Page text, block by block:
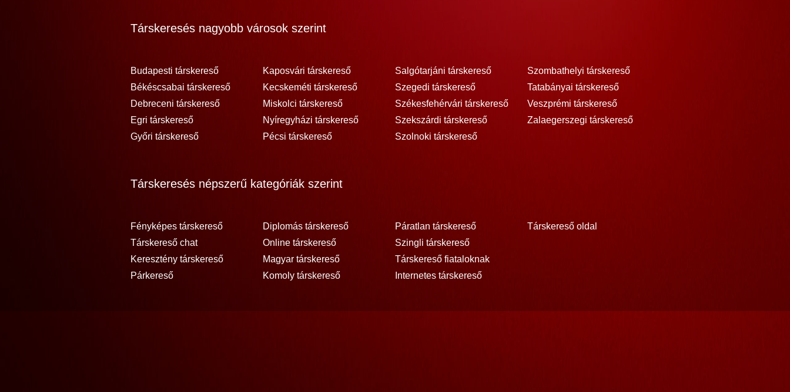
Társkeresés nagyobb városok szerint
Budapesti társkereső
Békéscsabai társkereső
Debreceni társkereső
Egri társkereső
Győri társkereső
Kaposvári társkereső
Kecskeméti társkereső
Miskolci társkereső
Nyíregyházi társkereső
Pécsi társkereső
Salgótarjáni társkereső
Szegedi társkereső
Székesfehérvári társkereső
Szekszárdi társkereső
Szolnoki társkereső
Szombathelyi társkereső
Tatabányai társkereső
Veszprémi társkereső
Zalaegerszegi társkereső
Társkeresés népszerű kategóriák szerint
Fényképes társkereső
Társkereső chat
Keresztény társkereső
Párkereső
Diplomás társkereső
Online társkereső
Magyar társkereső
Komoly társkereső
Páratlan társkereső
Szingli társkereső
Társkereső fiataloknak
Internetes társkereső
Társkereső oldal